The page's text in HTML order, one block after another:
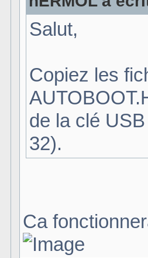
Salut,
Copiez les
de la clé
32).
Ca